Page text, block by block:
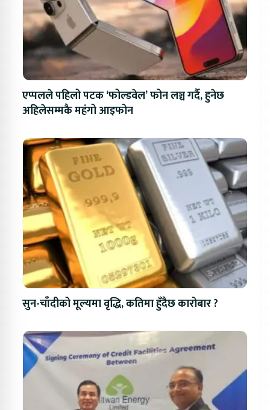
एप्पलले पहिलो पटक ‘फोल्डवेल’ फोन लञ्च गर्दै, हुनेछ
अहिलेसम्मकै महंगो आइफोन
सुन-चाँदीको मूल्यमा वृद्धि, कतिमा हुँदैछ कारोबार ?